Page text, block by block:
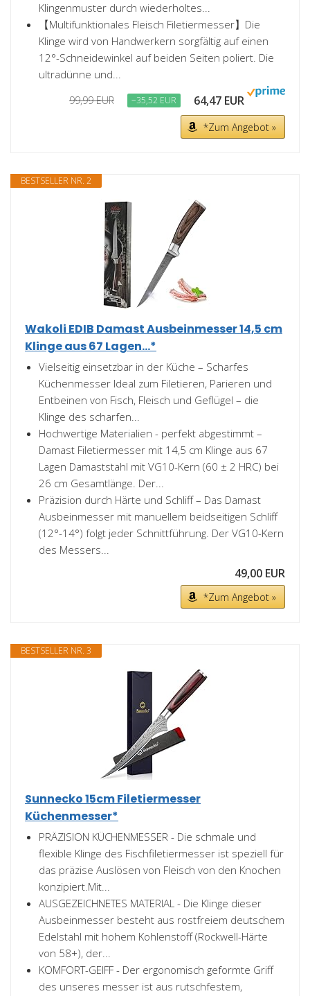
Klingenmuster durch wiederholtes...
【Multifunktionales Fleisch Filetiermesser】Die
Klinge wird von Handwerkern sorgfältig auf einen
12°-Schneidewinkel auf beiden Seiten poliert. Die
ultradünne und...
99,99 EUR −35,52 EUR 64,47 EUR
*Zum Angebot »
BESTSELLER NR. 2
Wakoli EDIB Damast Ausbeinmesser 14,5 cm
Klinge aus 67 Lagen...*
Vielseitig einsetzbar in der Küche – Scharfes
Küchenmesser Ideal zum Filetieren, Parieren und
Entbeinen von Fisch, Fleisch und Geflügel – die
Klinge des scharfen...
Hochwertige Materialien - perfekt abgestimmt –
Damast Filetiermesser mit 14,5 cm Klinge aus 67
Lagen Damaststahl mit VG10-Kern (60 ± 2 HRC) bei
26 cm Gesamtlänge. Der...
Präzision durch Härte und Schliff – Das Damast
Ausbeinmesser mit manuellem beidseitigen Schliff
(12°-14°) folgt jeder Schnittführung. Der VG10-Kern
des Messers...
49,00 EUR
*Zum Angebot »
BESTSELLER NR. 3
Sunnecko 15cm Filetiermesser
Küchenmesser*
PRÄZISION KÜCHENMESSER - Die schmale und
flexible Klinge des Fischfiletiermesser ist speziell für
das präzise Auslösen von Fleisch von den Knochen
konzipiert.Mit...
AUSGEZEICHNETES MATERIAL - Die Klinge dieser
Ausbeinmesser besteht aus rostfreiem deutschem
Edelstahl mit hohem Kohlenstoff (Rockwell-Härte
von 58+), der...
KOMFORT-GEIFF - Der ergonomisch geformte Griff
des unseres messer ist aus rutschfestem,